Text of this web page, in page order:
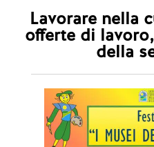
Lavorare nella
offerte di
della